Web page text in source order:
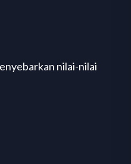
nilai-nilai